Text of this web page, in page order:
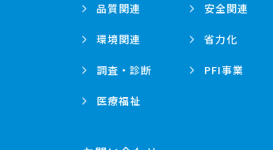
品質関連 安全関連
環境関連 省力化
調査・診断 PFI事業
医療福祉